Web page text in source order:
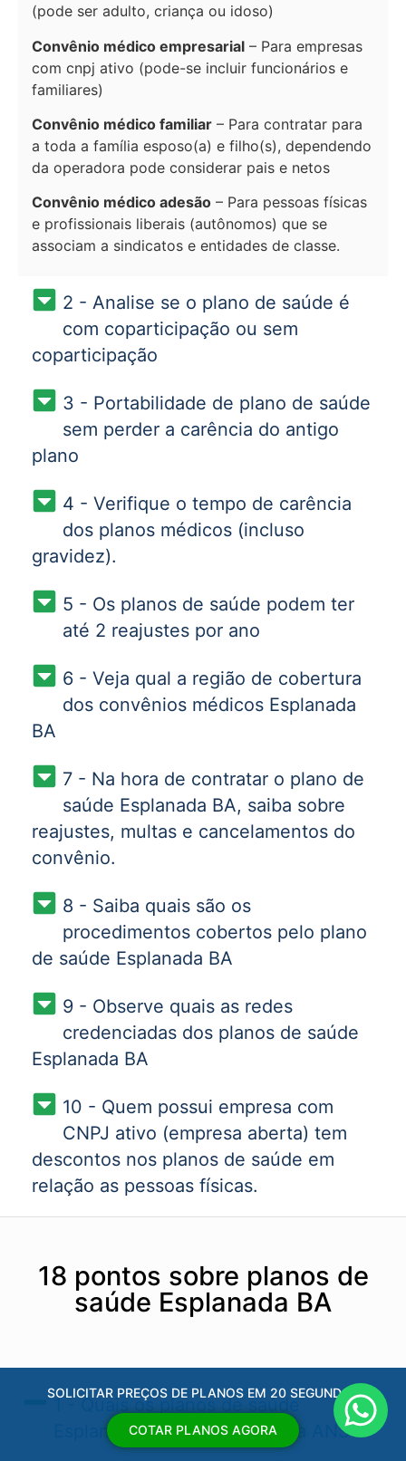
(pode ser adulto, criança ou idoso)
Convênio médico empresarial – Para empresas
com cnpj ativo (pode-se incluir funcionários e
familiares)
Convênio médico familiar – Para contratar para
a toda a família esposo(a) e filho(s), dependendo
da operadora pode considerar pais e netos
Convênio médico adesão – Para pessoas físicas
e profissionais liberais (autônomos) que se
associam a sindicatos e entidades de classe.
2 - Analise se o plano de saúde é
com coparticipação ou sem
coparticipação
3 - Portabilidade de plano de saúde
sem perder a carência do antigo
plano
4 - Verifique o tempo de carência
dos planos médicos (incluso
gravidez).
5 - Os planos de saúde podem ter
até 2 reajustes por ano
6 - Veja qual a região de cobertura
dos convênios médicos Esplanada
BA
7 - Na hora de contratar o plano de
saúde Esplanada BA, saiba sobre
reajustes, multas e cancelamentos do
convênio.
8 - Saiba quais são os
procedimentos cobertos pelo plano
de saúde Esplanada BA
9 - Observe quais as redes
credenciadas dos planos de saúde
Esplanada BA
10 - Quem possui empresa com
CNPJ ativo (empresa aberta) tem
descontos nos planos de saúde em
relação as pessoas físicas.
18 pontos sobre planos de
saúde Esplanada BA
1 - Quais os planos de saúde
Esplanada BA​ aprovados pela ANS?
SOLICITAR PREÇOS DE PLANOS EM 20 SEGUNDOS
COTAR PLANOS AGORA